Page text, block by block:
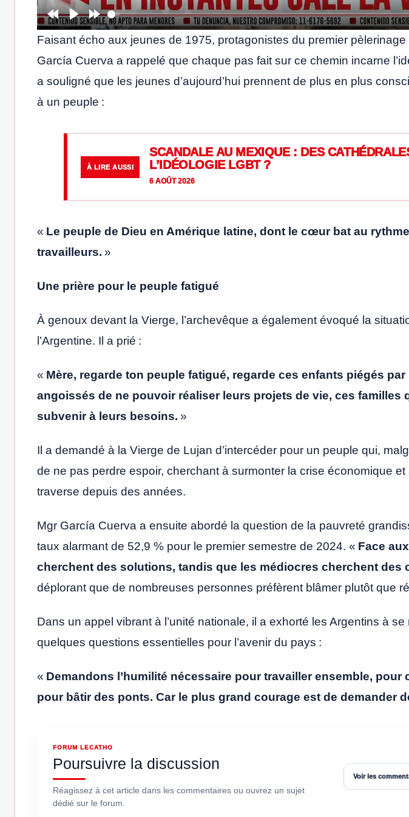
Rewind
PlayForward
Faisant écho aux jeunes de 1975, protagonistes du premier
García Cuerva a rappelé que chaque pas fait sur ce chemin incarne
a souligné que les jeunes d’aujourd’hui prennent de plus en plus
à un peuple :
À LIRE AUSSI
SCANDALE AU MEXIQUE : DES
L’IDÉOLOGIE LGBT ?
6 AOÛT 2026
« Le peuple de Dieu en Amérique latine, dont le cœur bat au
travailleurs. »
Une prière pour le peuple fatigué
À genoux devant la Vierge, l’archevêque a également évoqué la
l’Argentine. Il a prié :
« Mère, regarde ton peuple fatigué, regarde ces enfants piégés
angoissés de ne pouvoir réaliser leurs projets de vie, ces familles
subvenir à leurs besoins. »
Il a demandé à la Vierge de Lujan d’intercéder pour un peuple qui,
de ne pas perdre espoir, cherchant à surmonter la crise économique
traverse depuis des années.
Mgr García Cuerva a ensuite abordé la question de la pauvreté
taux alarmant de 52,9 % pour le premier semestre de 2024. « Face
cherchent des solutions, tandis que les médiocres cherchent des
déplorant que de nombreuses personnes préfèrent blâmer plutôt que
Dans un appel vibrant à l’unité nationale, il a exhorté les Argentins à
quelques questions essentielles pour l’avenir du pays :
« Demandons l’humilité nécessaire pour travailler ensemble, pour
pour bâtir des ponts. Car le plus grand courage est de demander
FORUM LECATHO
Poursuivre la discussion
Réagissez à cet article dans les commentaires ou ouvrez un sujet
dédié sur le forum.
Voir les